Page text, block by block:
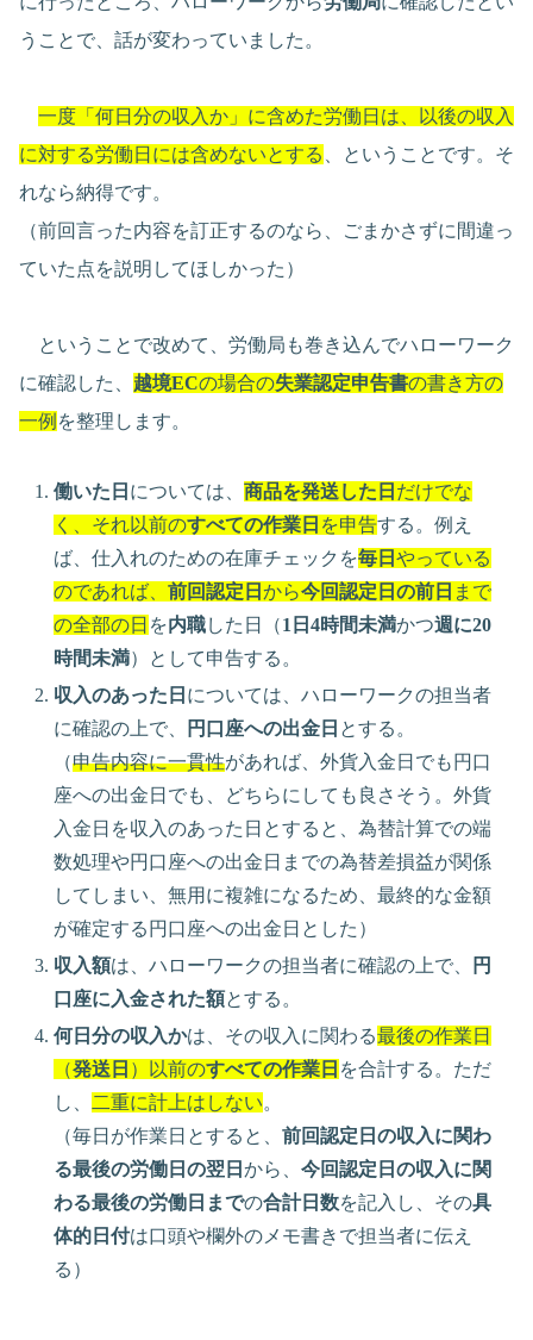
うことで、話が変わっていました。
一度「何日分の収入か」に含めた労働日は、以後の収入
に対する労働日には含めないとする
、ということです。そ
れなら納得です。
（前回言った内容を訂正するのなら、ごまかさずに間違っ
ていた点を説明してほしかった）
ということで改めて、労働局も巻き込んでハローワーク
に確認した、 越境ECの場合の失業認定申告書の書き方の
一例 を整理します。
働いた日 については、商品を発送した日 だけでな
く、それ以前のすべての作業日 を申告する。例え
ば、仕入れのための在庫チェックを毎日やっている
のであれば、前回認定日から今回認定日の前日 まで
の全部の日 を内職した日（1日4時間未満かつ週に20
時間未満）として申告する。
収入のあった日 については、ハローワークの担当者
に確認の上で、
円口座への出金日 とする。
（申告内容に一貫性があれば、外貨入金日でも円口
座への出金日でも、どちらにしても良さそう。外貨
入金日を収入のあった日とすると、為替計算での端
数処理や円口座への出金日までの為替差損益が関係
してしまい、無用に複雑になるため、最終的な金額
が確定する円口座への出金日とした）
収入額は、ハローワークの担当者に確認の上で、
円
口座に入金された額とする。
何日分の収入かは、その収入に関わる最後の作業日
（発送日 ）以前のすべての作業日 を合計する。ただ
し、
二重に計上はしない。
（毎日が作業日とすると、前回認定日の収入に関わ
る最後の労働日の翌日から、今回認定日の収入に関
わる最後の労働日までの合計日数を記入し、その具
体的日付は口頭や欄外のメモ書きで担当者に伝え
る）